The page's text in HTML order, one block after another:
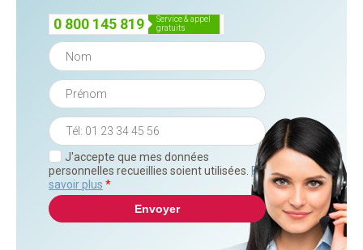
0 800 145 819
service & appel
gratuits
J'accepte que mes données
personnelles recueillies soient utilisées. En
savoir plus *